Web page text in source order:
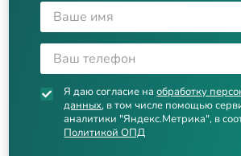
Я даю согласие наобработку
данных, в том числе помощью
аналитики "Яндекс.Метрика", в
Политикой ОПД